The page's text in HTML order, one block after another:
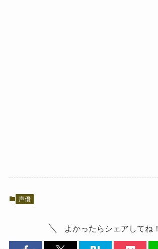
声優
よかったらシェアしてね！